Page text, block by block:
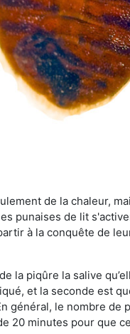
de la chaleur,
punaises de lit
à la conquête de
la piqûre la salive
et la seconde est
général, le nombre
20 minutes pour que